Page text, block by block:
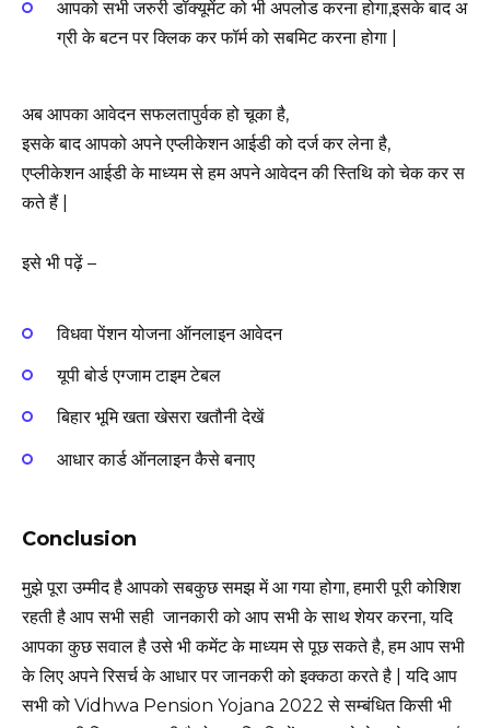
आपको सभी जरुरी डॉक्यूमेंट को भी अपलोड करना होगा,इसके बाद अ
ग्री के बटन पर क्लिक कर फॉर्म को सबमिट करना होगा |
अब आपका आवेदन सफलतापुर्वक हो चूका है,
इसके बाद आपको अपने एप्लीकेशन आईडी को दर्ज कर लेना है,
एप्लीकेशन आईडी के माध्यम से हम अपने आवेदन की स्तिथि को चेक कर स
कते हैं |
इसे भी पढ़ें –
विधवा पेंशन योजना ऑनलाइन आवेदन
यूपी बोर्ड एग्जाम टाइम टेबल
बिहार भूमि खता खेसरा खतौनी देखें
आधार कार्ड ऑनलाइन कैसे बनाए
Conclusion
मुझे पूरा उम्मीद है आपको सबकुछ समझ में आ गया होगा, हमारी पूरी कोशिश
रहती है आप सभी सही जानकारी को आप सभी के साथ शेयर करना, यदि
आपका कुछ सवाल है उसे भी कमेंट के माध्यम से पूछ सकते है, हम आप सभी
के लिए अपने रिसर्च के आधार पर जानकरी को इक्कठा करते है | यदि आप
सभी को Vidhwa Pension Yojana 2022 से सम्बंधित किसी भी